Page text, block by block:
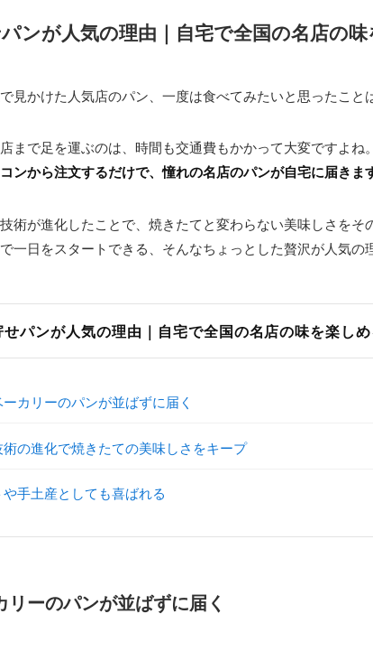
ンが人気の理由｜自宅で全国の名店の
見かけた人気店のパン、一度は食べてみたいと思ったこと
まで足を運ぶのは、時間も交通費もかかって大変ですよね
ンから注文するだけで、憧れの名店のパンが自宅に届きま
術が進化したことで、焼きたてと変わらない美味しさを
一日をスタートできる、そんなちょっとした贅沢が人気の
せパンが人気の理由｜自宅で全国の名店の味を楽し
カリーのパンが並ばずに届く
の進化で焼きたての美味しさをキープ
や手土産としても喜ばれる
リーのパンが並ばずに届く